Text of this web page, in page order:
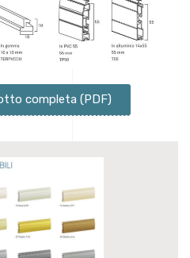
completa (PDF)